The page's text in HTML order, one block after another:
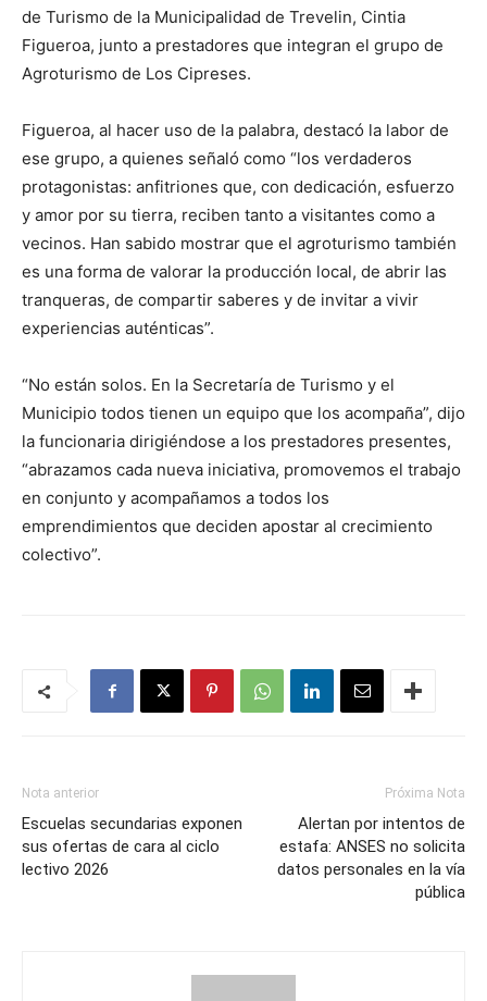
de Turismo de la Municipalidad de Trevelin, Cintia
Figueroa, junto a prestadores que integran el grupo de
Agroturismo de Los Cipreses.
Figueroa, al hacer uso de la palabra, destacó la labor de
ese grupo, a quienes señaló como “los verdaderos
protagonistas: anfitriones que, con dedicación, esfuerzo
y amor por su tierra, reciben tanto a visitantes como a
vecinos. Han sabido mostrar que el agroturismo también
es una forma de valorar la producción local, de abrir las
tranqueras, de compartir saberes y de invitar a vivir
experiencias auténticas”.
“No están solos. En la Secretaría de Turismo y el
Municipio todos tienen un equipo que los acompaña”, dijo
la funcionaria dirigiéndose a los prestadores presentes,
“abrazamos cada nueva iniciativa, promovemos el trabajo
en conjunto y acompañamos a todos los
emprendimientos que deciden apostar al crecimiento
colectivo”.
Nota anterior
Escuelas secundarias exponen
sus ofertas de cara al ciclo
lectivo 2026
Próxima Nota
Alertan por intentos de
estafa: ANSES no solicita
datos personales en la vía
pública